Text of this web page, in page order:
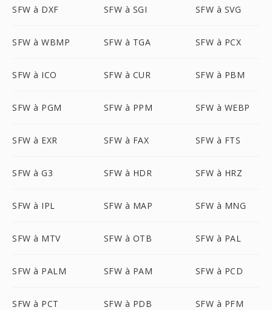
SFW à DXF SFW à SGI SFW à SVG
SFW à WBMP SFW à TGA SFW à PCX
SFW à ICO SFW à CUR SFW à PBM
SFW à PGM SFW à PPM SFW à WEBP
SFW à EXR SFW à FAX SFW à FTS
SFW à G3 SFW à HDR SFW à HRZ
SFW à IPL SFW à MAP SFW à MNG
SFW à MTV SFW à OTB SFW à PAL
SFW à PALM SFW à PAM SFW à PCD
SFW à PCT SFW à PDB SFW à PFM